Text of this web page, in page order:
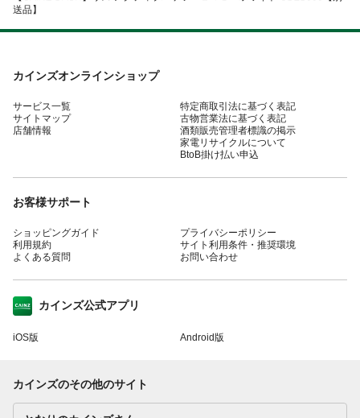
送品】
カインズオンラインショップ
サービス一覧
サイトマップ
店舗情報
特定商取引法に基づく表記
古物営業法に基づく表記
酒類販売管理者標識の掲示
家電リサイクルについて
BtoB掛け払い申込
お客様サポート
ショッピングガイド
利用規約
よくある質問
プライバシーポリシー
サイト利用条件・推奨環境
お問い合わせ
カインズ公式アプリ
iOS版 Android版
カインズのその他のサイト